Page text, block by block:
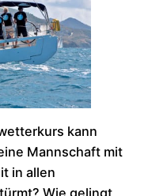
kann
Mannschaft mit
in allen
Wie gelingt